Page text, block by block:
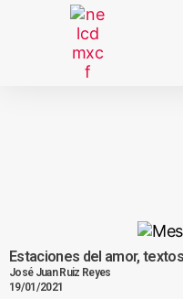
Estaciones del amor,
José Juan Ruiz Reyes
19/01/2021